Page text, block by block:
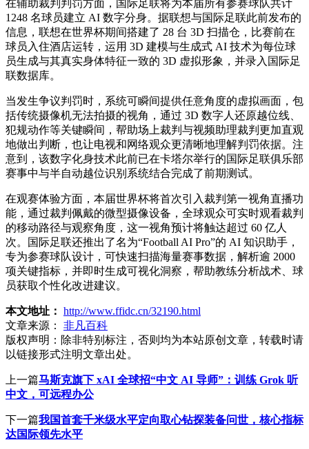
在辅助裁判判罚方面，国际足联将为本届所有参赛球队共计
1248 名球员建立 AI 数字分身。据联想与国际足联此前发布的
信息，联想在世界杯期间搭建了 28 台 3D 扫描仓，比赛前在
球员入住酒店运转，运用 3D 建模与生成式 AI 技术为每位球
员生成与其真实身体特征一致的 3D 虚拟形象，并录入国际足
联数据库。
当发生争议判罚时，系统可瞬间提供任意角度的虚拟画面，包
括传统摄像机无法拍摄的视角，通过 3D 数字人还原越位线、
犯规动作等关键瞬间，帮助场上裁判与视频助理裁判更加直观
地做出判断，也让电视和网络观众更清晰地理解判罚依据。注
意到，该数字化身技术此前已在卡塔尔举行的国际足联俱乐部
赛事中与半自动越位识别系统结合完成了前期测试。
在观赛体验方面，本届世界杯将首次引入裁判第一视角直播功
能，通过裁判佩戴的微型摄像设备，全球观众可实时观看裁判
的移动路径与观察角度，这一视角预计将触达超过 60 亿人
次。国际足联还推出了名为“Football AI Pro”的 AI 知识助手，
专为参赛球队设计，可快速扫描海量赛事数据，解析逾 2000
项关键指标，并即时生成可视化洞察，帮助教练分析战术、球
员获取个性化改进建议。
本文地址： http://www.ffidc.cn/32190.html
文章来源：
非凡百科
版权声明： 除非特别标注，否则均为本站原创文章，转载时请
以链接形式注明文章出处。
上一篇马斯克旗下 xAI 全球招“中文 AI 导师”：训练 Grok 听
中文，可远程办公
下一篇我国首套千米级水平定向取心钻探装备问世，核心指标
达国际领先水平